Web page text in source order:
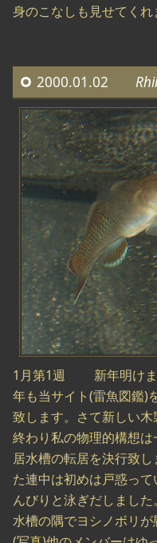
身のこなしも見せてくれ
2000.01.02
1月第1週 新年明けま
年も当サイト(雷魚図鑑)
致します。さて新しい
終わり私の物理的構想
居水槽の転居を決行致
た連中は初めは戸惑っ
んびりと泳ぎだしました。
水槽の隅でヨシノボリ